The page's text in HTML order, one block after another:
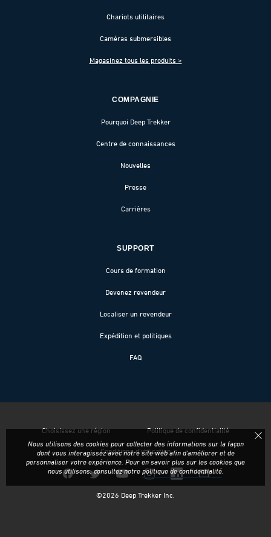
Chariots utilitaires
Caméras submersibles
Magasinez tous les produits >
COMPAGNIE
Pourquoi Deep Trekker
Centre de connaissances
Nouvelles
Presse
Carrières
SUPPORT
Cours de formation
Devenez revendeur
Localiser un revendeur
Expédition et politiques
FAQ
©2026 Deep Trekker Inc.
Choisissez une région Politique de confidentialité
Conditions d'utilisation
Nous utilisons des cookies pour collecter des informations sur la façon
dont vous interagissez avec notre site web afin d'améliorer et de
personnaliser votre expérience. Pour en savoir plus sur les cookies que
nous utilisons, consultez notre politique de confidentialité.